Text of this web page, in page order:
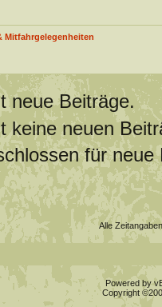
Mitfahrgelegenheiten
Beiträge.
neuen
für neue
Alle
Powered by
Copyright